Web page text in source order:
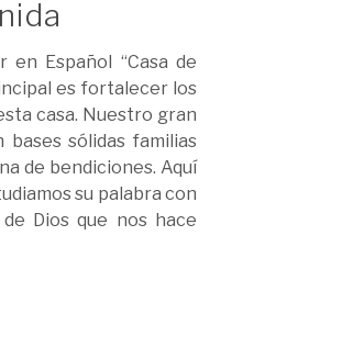
en Español “Casa de
es fortalecer los
casa. Nuestro gran
sólidas familias
de bendiciones. Aquí
su palabra con
Dios que nos hace